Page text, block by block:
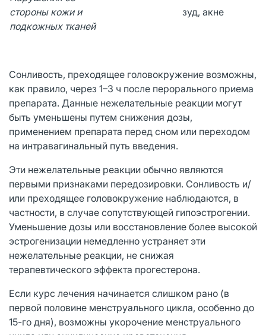
стороны кожи и
подкожных тканей
зуд, акне
Сонливость, преходящее головокружение возможны,
как правило, через 1–3 ч после перорального приема
препарата. Данные нежелательные реакции могут
быть уменьшены путем снижения дозы,
применением препарата перед сном или переходом
на интравагинальный путь введения.
Эти нежелательные реакции обычно являются
первыми признаками передозировки. Сонливость и/
или преходящее головокружение наблюдаются, в
частности, в случае сопутствующей гипоэстрогении.
Уменьшение дозы или восстановление более высокой
эстрогенизации немедленно устраняет эти
нежелательные реакции, не снижая
терапевтического эффекта прогестерона.
Если курс лечения начинается слишком рано (в
первой половине менструального цикла, особенно до
15-го дня), возможны укорочение менструального